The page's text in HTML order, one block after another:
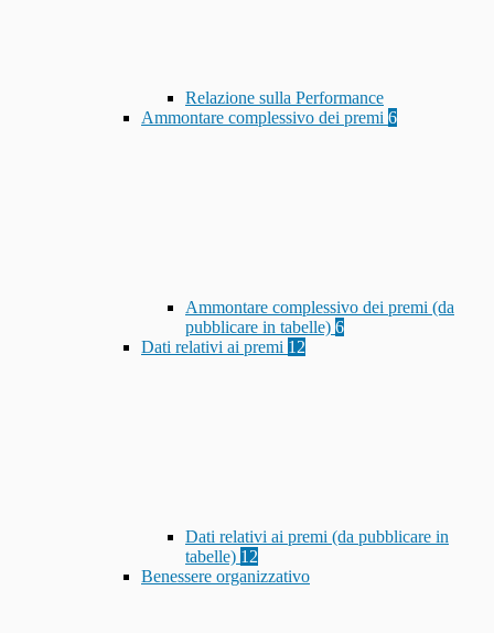
Relazione sulla Performance
Ammontare complessivo dei premi 6
Ammontare complessivo dei premi (da
pubblicare in tabelle) 6
Dati relativi ai premi 12
Dati relativi ai premi (da pubblicare in
tabelle) 12
Benessere organizzativo